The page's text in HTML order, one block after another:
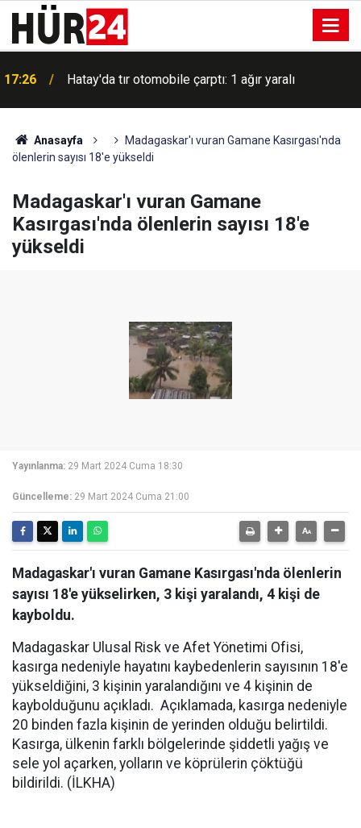
17:26 Hatay'da tır otomobile çarptı: 1 ağır yaralı
Anasayfa
Madagaskar'ı vuran Gamane Kasırgası'nda
ölenlerin sayısı 18'e yükseldi
Madagaskar'ı vuran Gamane
Kasırgası'nda ölenlerin sayısı 18'e
yükseldi
Yayınlanma: 29 Mart 2024 Cuma 18:30
Güncelleme: 29 Mart 2024 Cuma 21:00
Madagaskar'ı vuran Gamane Kasırgası'nda ölenlerin
sayısı 18'e yükselirken, 3 kişi yaralandı, 4 kişi de
kayboldu.
Madagaskar Ulusal Risk ve Afet Yönetimi Ofisi,
kasırga nedeniyle hayatını kaybedenlerin sayısının 18'e
yükseldiğini, 3 kişinin yaralandığını ve 4 kişinin de
kaybolduğunu açıkladı. Açıklamada, kasırga nedeniyle
20 binden fazla kişinin de yerinden olduğu belirtildi.
Kasırga, ülkenin farklı bölgelerinde şiddetli yağış ve
sele yol açarken, yolların ve köprülerin çöktüğü
bildirildi. (İLKHA)